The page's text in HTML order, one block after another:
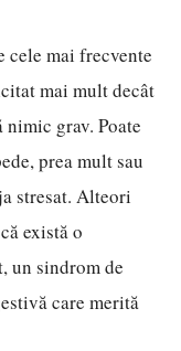
cele mai frecvente
mai mult decât
grav. Poate
prea mult sau
stresat. Alteori
există o
un sindrom de
care merită